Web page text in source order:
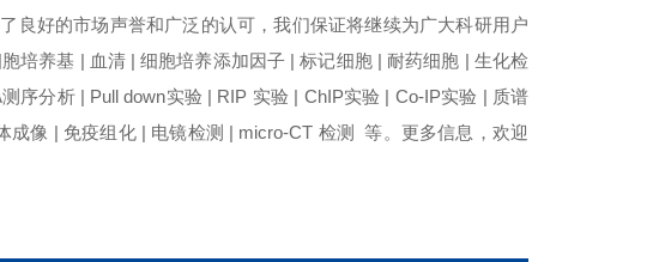
良好的市场声誉和广泛的认可，我们保证将继续为广大科研用户
培养基 | 血清 | 细胞培养添加因子 | 标记细胞 | 耐药细胞 | 生化检
序分析 | Pull down实验 | RIP 实验 | ChIP实验 | Co-IP实验 | 质谱
像 | 免疫组化 | 电镜检测 | micro-CT 检测 等。更多信息，欢迎